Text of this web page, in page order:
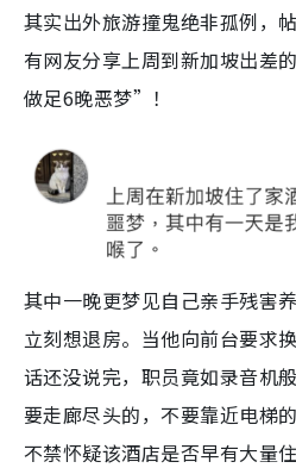
其实出外旅游撞鬼绝非孤例，
有网友分享上周到新加坡出差
做足6晚恶梦”！
其中一晚更梦见自己亲手残害
立刻想退房。当他向前台要求
话还没说完，职员竟如录音机
要走廊尽头的，不要靠近电梯
不禁怀疑该酒店是否早有大